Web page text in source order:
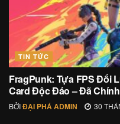
TIN TỨC
FragPunk: Tựa FPS Đổi
Card Độc Đáo – Đã
BỞIĐẠI PHÁ ADMIN 30